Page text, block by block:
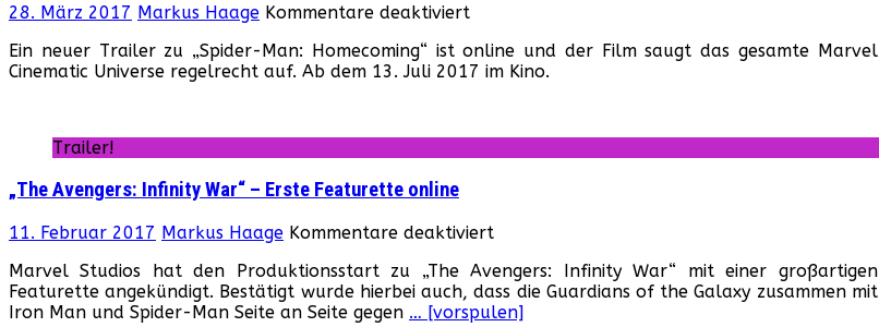
28. März 2017 Markus Haage Kommentare deaktiviert
Man:
Homecoming“
Trailer
zum
Ein neuer Trailer zu „Spider-Man: Homecoming“ ist online und der Film saugt das gesamte Marvel
Cinematic Universe regelrecht auf. Ab dem 13. Juli 2017 im Kino.
Trailer!
„The Avengers: Infinity War“ – Erste Featurette online
11. Februar 2017 Markus Haage Kommentare deaktiviertfür
Avengers:
Infinity
War“
Marvel Studios hat den Produktionsstart zu „The Avengers: Infinity War“ mit einer großartigen
Featurette angekündigt. Bestätigt wurde hierbei auch, dass die Guardians of the Galaxy zusammen mit
Iron Man und Spider-Man Seite an Seite gegen … [vorspulen]